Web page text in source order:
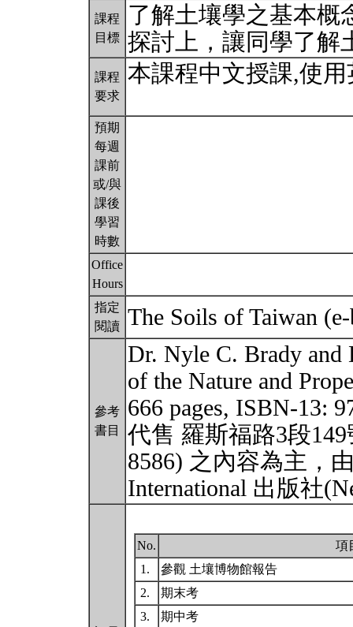
課程
目標
了解土壤學之基本概
探討上，讓同學了
課程
要求
本課程中文授課,使
預期
每週
課前
或/與
課後
學習
時數
Office
Hours
指定
閱讀 The Soils of Taiwan
參考
書目
Dr. Nyle C. Brady and
of the Nature and
666 pages, ISBN-13:
代售 羅斯福路3段149
8586) 之內容為主，
International 出版社
No.
項
1.
參觀 土壤博物館報告
2.
期末考
3.
期中考